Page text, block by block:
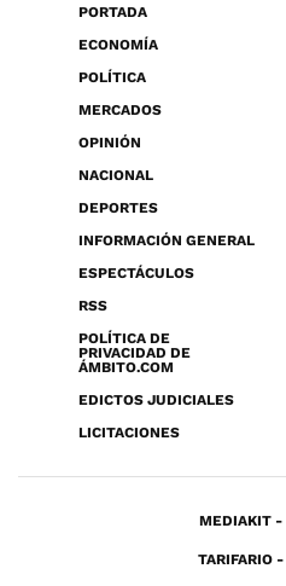
PORTADA
ECONOMÍA
POLÍTICA
MERCADOS
OPINIÓN
NACIONAL
DEPORTES
INFORMACIÓN GENERAL
ESPECTÁCULOS
RSS
POLÍTICA DE
PRIVACIDAD DE
ÁMBITO.COM
EDICTOS JUDICIALES
LICITACIONES
MEDIAKIT
TARIFARIO